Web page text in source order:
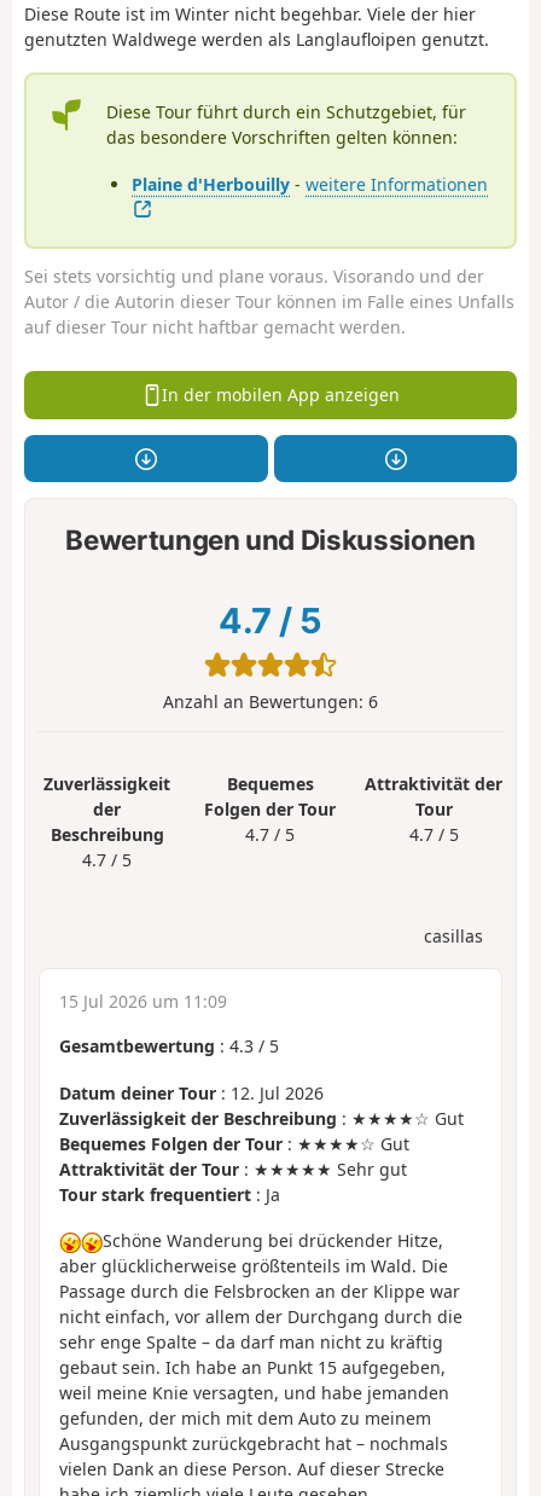
Diese Route ist im Winter nicht begehbar. Viele der hier
genutzten Waldwege werden als Langlaufloipen genutzt.
Diese Tour führt durch ein Schutzgebiet, für
das besondere Vorschriften gelten können:
Plaine d'Herbouilly -weitere Informationen
Sei stets vorsichtig und plane voraus. Visorando und der
Autor / die Autorin dieser Tour können im Falle eines Unfalls
auf dieser Tour nicht haftbar gemacht werden.
In der mobilen App anzeigen
Bewertungen und Diskussionen
4.7 / 5
Anzahl an Bewertungen: 6
Zuverlässigkeit
der
Beschreibung
4.7 / 5
Bequemes
Folgen der Tour
4.7 / 5
Attraktivität der
Tour
4.7 / 5
casillas
15 Jul 2026 um 11:09
Gesamtbewertung : 4.3 / 5
Datum deiner Tour : 12. Jul 2026
Zuverlässigkeit der Beschreibung : ★★★★☆ Gut
Bequemes Folgen der Tour : ★★★★☆ Gut
Attraktivität der Tour : ★★★★★ Sehr gut
Tour stark frequentiert : Ja
Schöne Wanderung bei drückender Hitze,
aber glücklicherweise größtenteils im Wald. Die
Passage durch die Felsbrocken an der Klippe war
nicht einfach, vor allem der Durchgang durch die
sehr enge Spalte – da darf man nicht zu kräftig
gebaut sein. Ich habe an Punkt 15 aufgegeben,
weil meine Knie versagten, und habe jemanden
gefunden, der mich mit dem Auto zu meinem
Ausgangspunkt zurückgebracht hat – nochmals
vielen Dank an diese Person. Auf dieser Strecke